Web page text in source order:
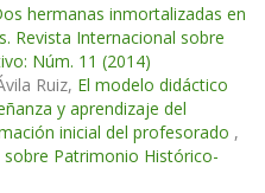
hermanas inmortalizadas en
Revista Internacional sobre
Núm. 11 (2014)
Ruiz, El modelo didáctico
y aprendizaje del
inicial del profesorado ,
sobre Patrimonio Histórico-